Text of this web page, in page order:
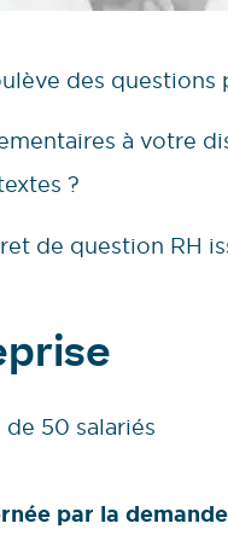
des
à votre
?
de question RH
de 50 salariés
par la demande